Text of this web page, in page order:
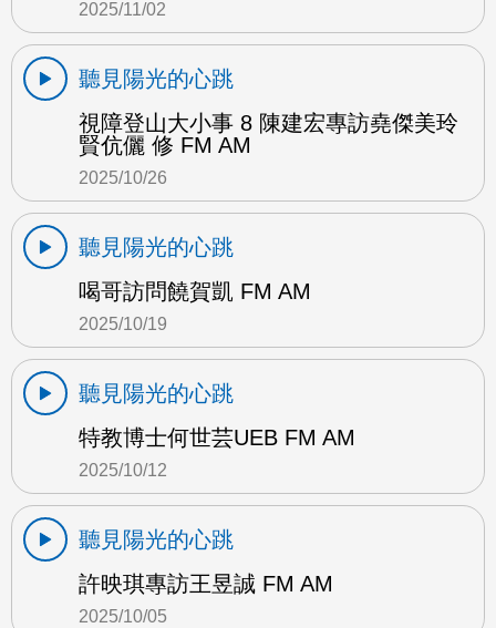
2025/11/02
聽見陽光的心跳
視障登山大小事 8 陳建宏專訪堯傑美玲
賢伉儷 修 FM AM
2025/10/26
聽見陽光的心跳
喝哥訪問饒賀凱 FM AM
2025/10/19
聽見陽光的心跳
特教博士何世芸UEB FM AM
2025/10/12
聽見陽光的心跳
許映琪專訪王昱誠 FM AM
2025/10/05